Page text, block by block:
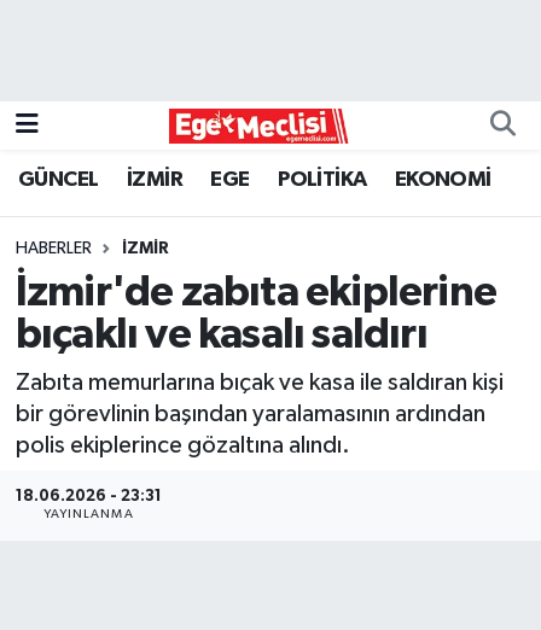
GÜNCEL İZMİR EGE POLİTİKA EKONOMİ
HABERLER İZMİR
İzmir'de zabıta ekiplerine
bıçaklı ve kasalı saldırı
Zabıta memurlarına bıçak ve kasa ile saldıran kişi
bir görevlinin başından yaralamasının ardından
polis ekiplerince gözaltına alındı.
18.06.2026 - 23:31
YAYINLANMA
GÜNCEL
İZMİR
ÖZEL HABER
Programlar
SPOR